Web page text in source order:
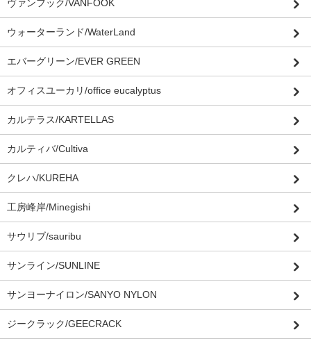
ヴァンフック/VANFOOK
ウォーターランド/WaterLand
エバーグリーン/EVER GREEN
オフィスユーカリ/office eucalyptus
カルテラス/KARTELLAS
カルティバ/Cultiva
クレハ/KUREHA
工房峰岸/Minegishi
サウリブ/sauribu
サンライン/SUNLINE
サンヨーナイロン/SANYO NYLON
ジークラック/GEECRACK